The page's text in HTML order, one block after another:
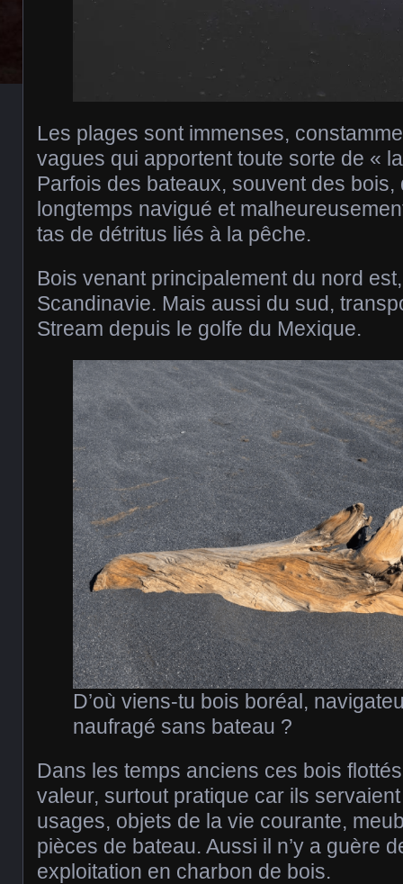
Les plages sont immenses,
vagues qui apportent toute sorte de «
Parfois des bateaux, souvent des
longtemps navigué et
tas de détritus liés à la pêche.
Bois venant principalement du nord
Scandinavie. Mais aussi du sud,
Stream depuis le golfe du Mexique.
D’où viens-tu bois boréal,
naufragé sans bateau ?
Dans les temps anciens ces bois
valeur, surtout pratique car ils
usages, objets de la vie courante,
pièces de bateau. Aussi il n’y a guère
exploitation en charbon de bois.